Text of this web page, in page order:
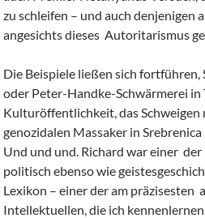
zu schleifen – und auch denjenigen
angesichts dieses Autoritarismus
Die Beispiele ließen sich
oder Peter-Handke-Schwärmerei in
Kulturöffentlichkeit, das
genozidalen Massaker in
Und und und. Richard war einer
politisch ebenso wie
Lexikon – einer der am präzisesten
Intellektuellen, die ich